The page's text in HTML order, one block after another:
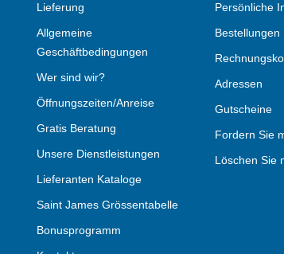
Lieferung
Allgemeine
Geschäftbedingungen
Wer sind wir?
Öffnungszeiten/Anreise
Gratis Beratung
Unsere Dienstleistungen
Lieferanten Kataloge
Saint James Grössentabelle
Bonusprogramm
Persönliche
Bestellungen
Adressen
Gutscheine
Fordern Sie
Löschen Sie